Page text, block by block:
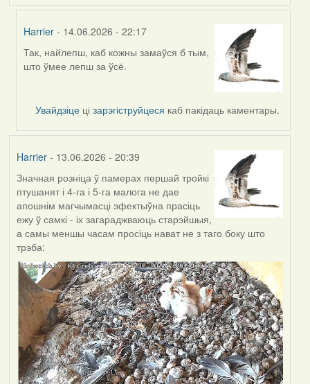
Harrier - 14.06.2026 - 22:17
In
reply
Alla
V
Так, найлепш, каб кожны замаўся б тым,
што ўмее лепш за ўсё.
Увайдзіце цізарэгіструйцеся каб пакідаць каментары.
Harrier- 13.06.2026 - 20:39
Значная розніца ў памерах першай тройкі
птушанят і 4-га і 5-га малога не дае
апошнім магчымасці эфектыўна прасіць
ежу ў самкі - іх загараджваюць старэйшыя,
а самы меншы часам просіць нават не з таго боку што
трэба: